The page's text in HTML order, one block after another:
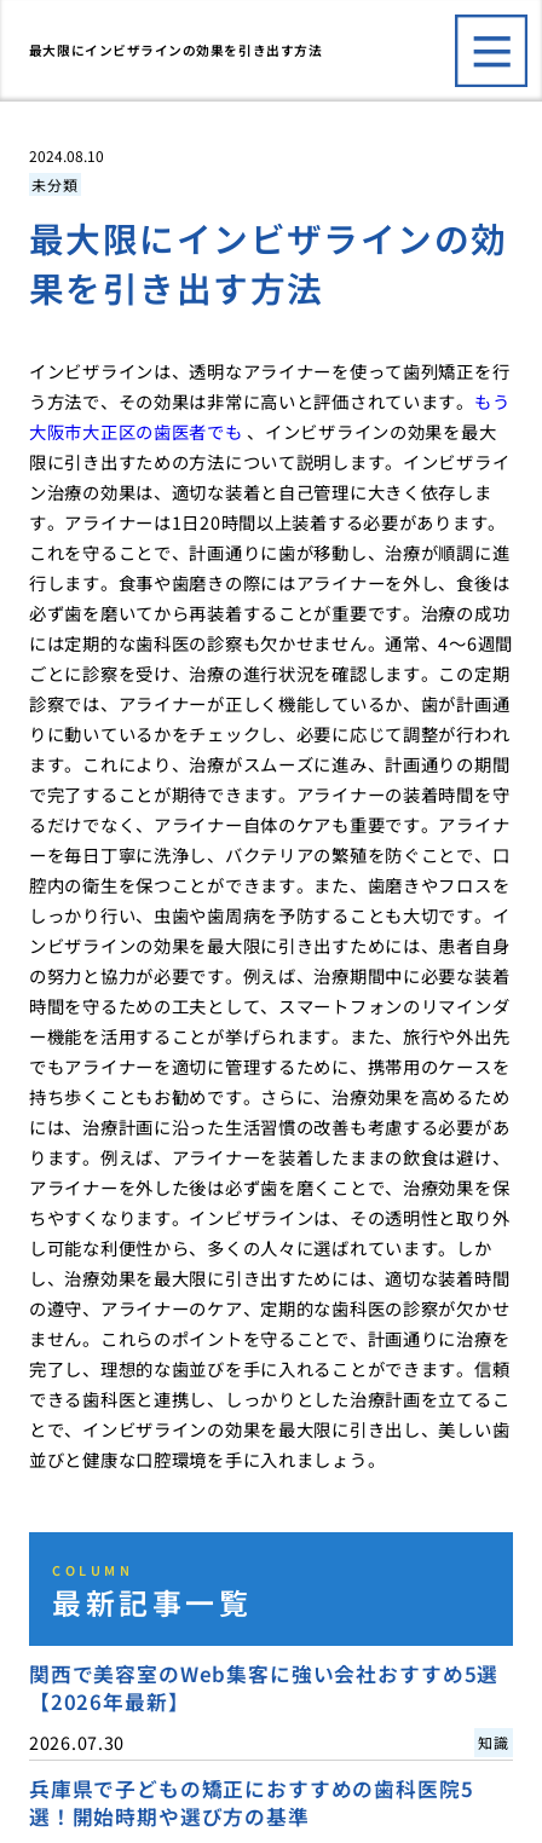
最大限にインビザラインの効果を引き出す方法
2024.08.10
未分類
最大限にインビザラインの効
果を引き出す方法
インビザラインは、透明なアライナーを使って歯列矯正を行
う方法で、その効果は非常に高いと評価されています。 もう
大阪市大正区の歯医者でも 、インビザラインの効果を最大
限に引き出すための方法について説明します。インビザライ
ン治療の効果は、適切な装着と自己管理に大きく依存しま
す。アライナーは1日20時間以上装着する必要があります。
これを守ることで、計画通りに歯が移動し、治療が順調に進
行します。食事や歯磨きの際にはアライナーを外し、食後は
必ず歯を磨いてから再装着することが重要です。治療の成功
には定期的な歯科医の診察も欠かせません。通常、4〜6週間
ごとに診察を受け、治療の進行状況を確認します。この定期
診察では、アライナーが正しく機能しているか、歯が計画通
りに動いているかをチェックし、必要に応じて調整が行われ
ます。これにより、治療がスムーズに進み、計画通りの期間
で完了することが期待できます。アライナーの装着時間を守
るだけでなく、アライナー自体のケアも重要です。アライナ
ーを毎日丁寧に洗浄し、バクテリアの繁殖を防ぐことで、口
腔内の衛生を保つことができます。また、歯磨きやフロスを
しっかり行い、虫歯や歯周病を予防することも大切です。イ
ンビザラインの効果を最大限に引き出すためには、患者自身
の努力と協力が必要です。例えば、治療期間中に必要な装着
時間を守るための工夫として、スマートフォンのリマインダ
ー機能を活用することが挙げられます。また、旅行や外出先
でもアライナーを適切に管理するために、携帯用のケースを
持ち歩くこともお勧めです。さらに、治療効果を高めるため
には、治療計画に沿った生活習慣の改善も考慮する必要があ
ります。例えば、アライナーを装着したままの飲食は避け、
アライナーを外した後は必ず歯を磨くことで、治療効果を保
ちやすくなります。インビザラインは、その透明性と取り外
し可能な利便性から、多くの人々に選ばれています。しか
し、治療効果を最大限に引き出すためには、適切な装着時間
の遵守、アライナーのケア、定期的な歯科医の診察が欠かせ
ません。これらのポイントを守ることで、計画通りに治療を
完了し、理想的な歯並びを手に入れることができます。信頼
できる歯科医と連携し、しっかりとした治療計画を立てるこ
とで、インビザラインの効果を最大限に引き出し、美しい歯
並びと健康な口腔環境を手に入れましょう。
COLUMN
最新記事一覧
関西で美容室のWeb集客に強い会社おすすめ5選
【2026年最新】
2026.07.30 知識
兵庫県で子どもの矯正におすすめの歯科医院5
選！開始時期や選び方の基準